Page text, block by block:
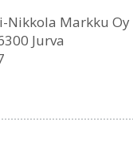
Nikkola Markku Oy
Jurva